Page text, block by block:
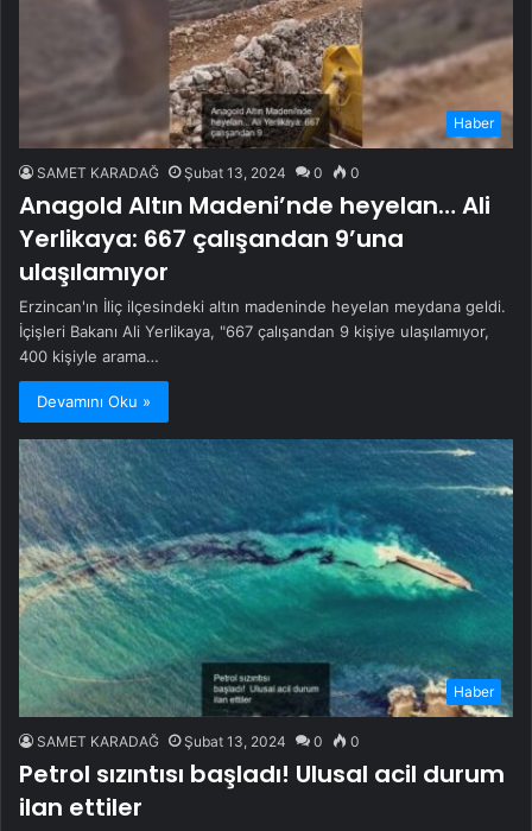
Haber
SAMET KARADAĞ Şubat 13, 2024 0 0
Anagold Altın Madeni’nde heyelan… Ali
Yerlikaya: 667 çalışandan 9’una
ulaşılamıyor
Erzincan'ın İliç ilçesindeki altın madeninde heyelan meydana geldi.
İçişleri Bakanı Ali Yerlikaya, "667 çalışandan 9 kişiye ulaşılamıyor,
400 kişiyle arama…
Devamını Oku »
Haber
SAMET KARADAĞ Şubat 13, 2024 0 0
Petrol sızıntısı başladı! Ulusal acil durum
ilan ettiler